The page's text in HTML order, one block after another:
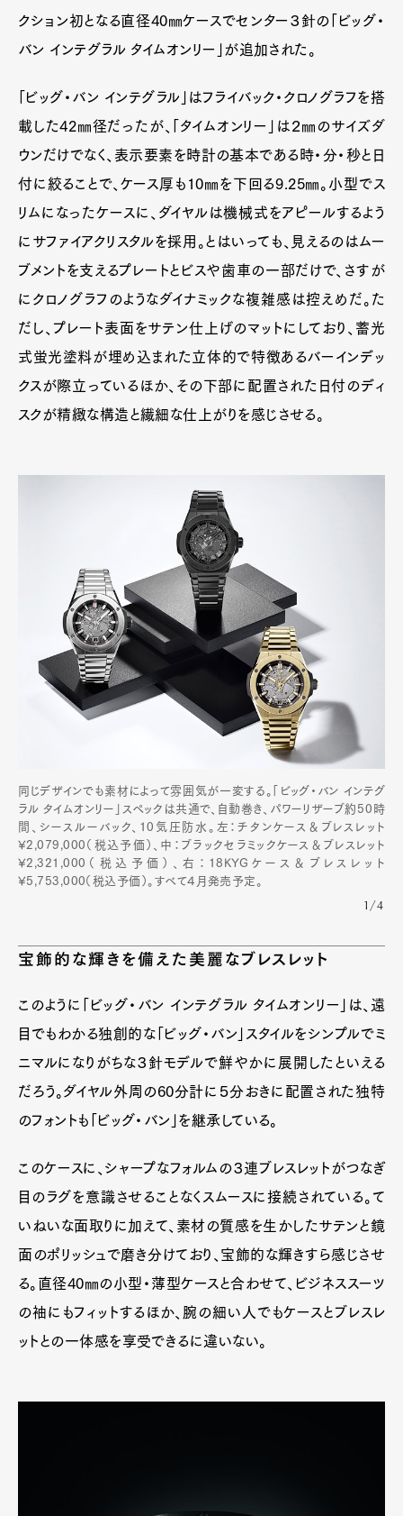
クション初となる直径40㎜ケースでセンター３針の「ビッグ・
バン インテグラル タイムオンリー」が追加された。
「ビッグ・バン インテグラル」はフライバック・クロノグラフを搭
載した42㎜径だったが、「タイムオンリー」は２㎜のサイズダ
ウンだけでなく、表示要素を時計の基本である時・分・秒と日
付に絞ることで、ケース厚も10㎜を下回る9.25㎜。小型でス
リムになったケースに、ダイヤルは機械式をアピールするよう
にサファイアクリスタルを採用。とはいっても、見えるのはムー
ブメントを支えるプレートとビスや歯車の一部だけで、さすが
にクロノグラフのようなダイナミックな複雑感は控えめだ。た
だし、プレート表面をサテン仕上げのマットにしており、蓄光
式蛍光塗料が埋め込まれた立体的で特徴あるバーインデッ
クスが際立っているほか、その下部に配置された日付のディ
スクが精緻な構造と繊細な仕上がりを感じさせる。
同じデザインでも素材によって雰囲気が一変する。「ビッグ・バン インテグ
ラル タイムオンリー」スペックは共通で、自動巻き、パワーリザーブ約50時
間、シースルーバック、10気圧防水。左：チタンケース＆ブレスレット
¥2,079,000（税込予価）、中：ブラックセラミックケース＆ブレスレット
¥2,321,000（税込予価）、右：18KYGケース＆ブレスレット
¥5,753,000（税込予価）。すべて４月発売予定。
1/4
宝飾的な輝きを備えた美麗なブレスレット
このように「ビッグ・バン インテグラル タイムオンリー」は、遠
目でもわかる独創的な「ビッグ・バン」スタイルをシンプルでミ
ニマルになりがちな３針モデルで鮮やかに展開したといえる
だろう。ダイヤル外周の60分計に５分おきに配置された独特
のフォントも「ビッグ・バン」を継承している。
このケースに、シャープなフォルムの３連ブレスレットがつなぎ
目のラグを意識させることなくスムースに接続されている。て
いねいな面取りに加えて、素材の質感を生かしたサテンと鏡
面のポリッシュで磨き分けており、宝飾的な輝きすら感じさせ
る。直径40㎜の小型・薄型ケースと合わせて、ビジネススーツ
の袖にもフィットするほか、腕の細い人でもケースとブレスレ
ットとの一体感を享受できるに違いない。